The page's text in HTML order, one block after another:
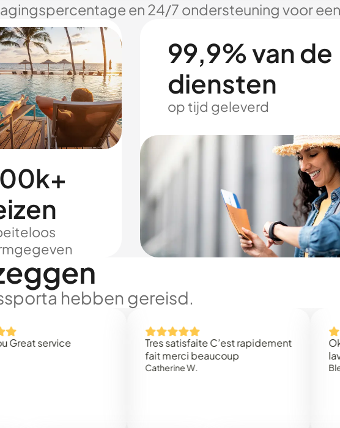
en 24/7 ondersteuning voor
99,9% van de
diensten
op tijd geleverd
hebben gereisd.
service
Tres satisfaite C’est rapidement
fait merci beaucoup
Catherine W.
Ok! !!!!
Blemir V.